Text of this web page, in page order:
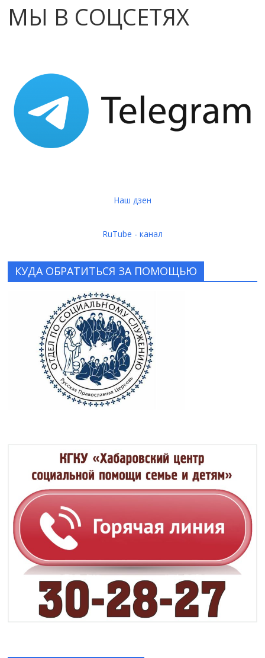
МЫ В СОЦСЕТЯХ
Наш дзен
RuTube - канал
КУДА ОБРАТИТЬСЯ ЗА ПОМОЩЬЮ